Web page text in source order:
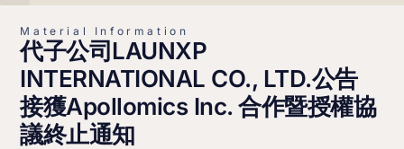
Material Information
代子公司LAUNXP
INTERNATIONAL CO., LTD.公告
接獲Apollomics Inc. 合作暨授權協
議終止通知